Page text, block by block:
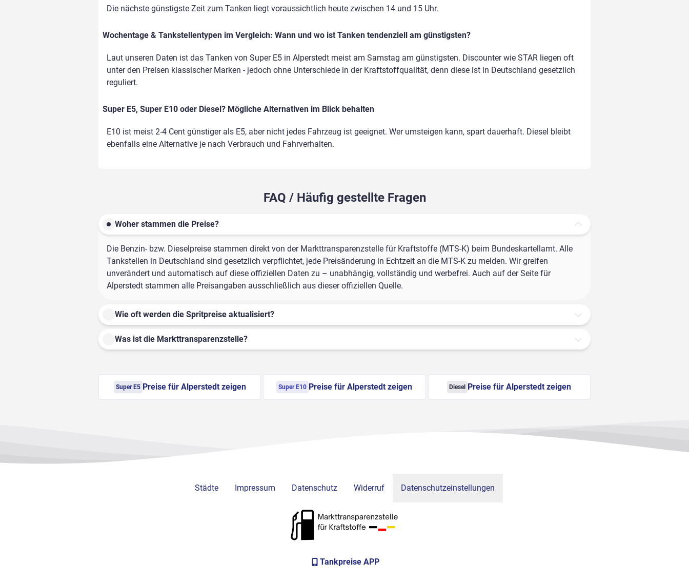
Die nächste günstigste Zeit zum Tanken liegt voraussichtlich heute zwischen 14 und 15 Uhr.
Wochentage & Tankstellentypen im Vergleich: Wann und wo ist Tanken tendenziell am günstigsten?
Laut unseren Daten ist das Tanken von Super E5 in Alperstedt meist am Samstag am günstigsten. Discounter wie STAR liegen oft
unter den Preisen klassischer Marken - jedoch ohne Unterschiede in der Kraftstoffqualität, denn diese ist in Deutschland gesetzlich
reguliert.
Super E5, Super E10 oder Diesel? Mögliche Alternativen im Blick behalten
E10 ist meist 2-4 Cent günstiger als E5, aber nicht jedes Fahrzeug ist geeignet. Wer umsteigen kann, spart dauerhaft. Diesel bleibt
ebenfalls eine Alternative je nach Verbrauch und Fahrverhalten.
FAQ / Häufig gestellte Fragen
Woher stammen die Preise?
Die Benzin- bzw. Dieselpreise stammen direkt von der Markttransparenzstelle für Kraftstoffe (MTS-K) beim Bundeskartellamt. Alle
Tankstellen in Deutschland sind gesetzlich verpflichtet, jede Preisänderung in Echtzeit an die MTS-K zu melden. Wir greifen
unverändert und automatisch auf diese offiziellen Daten zu – unabhängig, vollständig und werbefrei. Auch auf der Seite für
Alperstedt stammen alle Preisangaben ausschließlich aus dieser offiziellen Quelle.
Wie oft werden die Spritpreise aktualisiert?
Was ist die Markttransparenzstelle?
Super E5 Preise für Alperstedt zeigen Super E10 Preise für Alperstedt zeigen Diesel Preise für Alperstedt zeigen
Städte Impressum Datenschutz Widerruf Datenschutzeinstellungen
Tankpreise APP